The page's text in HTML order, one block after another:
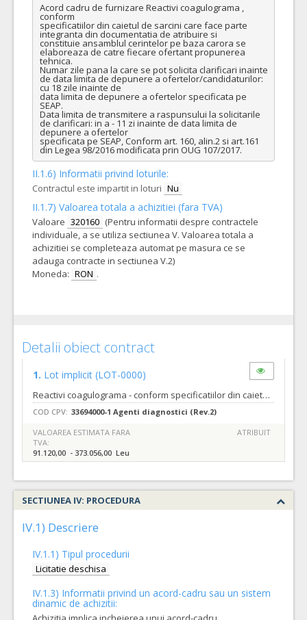
Acord cadru de furnizare Reactivi coagulograma ,
conform
specificatiilor din caietul de sarcini care face parte
integranta din documentatia de atribuire si
constituie ansamblul cerintelor pe baza carora se
elaboreaza de catre fiecare ofertant propunerea
tehnica.
Numar zile pana la care se pot solicita clarificari inainte
de data limita de depunere a ofertelor/candidaturilor:
cu 18 zile inainte de
data limita de depunere a ofertelor specificata pe
SEAP.
Data limita de transmitere a raspunsului la solicitarile
de clarificari: in a - 11 zi inainte de data limita de
depunere a ofertelor
specificata pe SEAP, Conform art. 160, alin.2 si art.161
din Legea 98/2016 modificata prin OUG 107/2017.
II.1.6) Informatii privind loturile:
Contractul este impartit in loturi Nu
II.1.7) Valoarea totala a achizitiei (fara TVA)
Valoare 320160 (Pentru informatii despre contractele
individuale, a se utiliza sectiunea V. Valoarea totala a
achizitiei se completeaza automat pe masura ce se
adauga contracte in sectiunea V.2)
Moneda: RON .
Detalii obiect contract
1. Lot implicit (LOT-0000)
Reactivi coagulograma - conform specificatiilor din caietul de sarcini care face parte integranta din documentatia de atribuire si constituie ansamblul cerintelor pe baza carora se elaboreaza de catre fiecare ofertant propunerea tehnica. 1. COAGULOGRAMA PT (INR) Cantitatea minima AC/12 LUNI = 3400 BUC; Cantitatea maxima AC/36 LUNI = 13920 BUC; Cantitatea minima CS/1 LUNA = 450 BUC; Cantitatea maxima CS/12 LUNI = 5640 BUC; 2. COAGULOGRAMA APTT Cantitatea minima AC/12 LUNI = 3400 BUC; Cantitatea maxima AC/36 LUNI = 13920 BUC; Cantitatea minima CS/1 LUNA = 450 BUC; Cantitatea maxima CS/12 LUNI = 5640 BUC;
COD CPV: 33694000-1 Agenti diagnostici (Rev.2)
VALOAREA ESTIMATA FARA
TVA:
91.120,00 - 373.056,00 Leu
ATRIBUIT
SECTIUNEA IV: PROCEDURA
IV.1) Descriere
IV.1.1) Tipul procedurii
Licitatie deschisa
IV.1.3) Informatii privind un acord-cadru sau un sistem
dinamic de achizitii: